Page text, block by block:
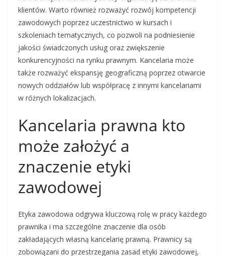
klientów. Warto również rozważyć rozwój kompetencji
zawodowych poprzez uczestnictwo w kursach i
szkoleniach tematycznych, co pozwoli na podniesienie
jakości świadczonych usług oraz zwiększenie
konkurencyjności na rynku prawnym. Kancelaria może
także rozważyć ekspansję geograficzną poprzez otwarcie
nowych oddziałów lub współpracę z innymi kancelariami
w różnych lokalizacjach.
Kancelaria prawna kto
może założyć a
znaczenie etyki
zawodowej
Etyka zawodowa odgrywa kluczową rolę w pracy każdego
prawnika i ma szczególne znaczenie dla osób
zakładających własną kancelarię prawną. Prawnicy są
zobowiązani do przestrzegania zasad etyki zawodowej,